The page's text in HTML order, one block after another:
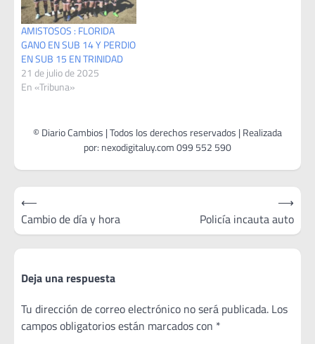
AMISTOSOS : FLORIDA
GANO EN SUB 14 Y PERDIO
EN SUB 15 EN TRINIDAD
21 de julio de 2025
En «Tribuna»
Navegación
de
entradas
⟵
Cambio de día y hora
Policía incauta auto
⟶
Deja una respuesta
Tu dirección de correo electrónico no será publicada. Los
campos obligatorios están marcados con *